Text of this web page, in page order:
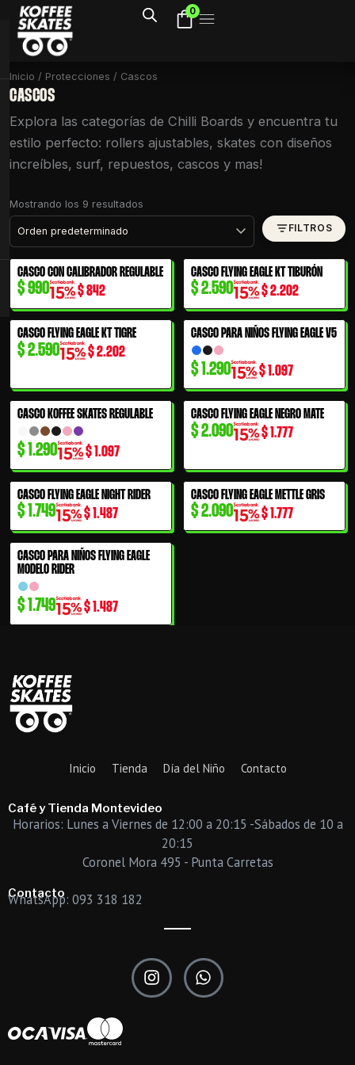
contenido
0
Inicio / Protecciones / Cascos
CASCOS
Explora las categorías de Chilli Boards y encuentra tu
estilo perfecto: rollers ajustables, skates con diseños
increíbles, surf, repuestos, cascos y mas!
Mostrando los 9 resultados
FILTROS
CASCO CON CALIBRADOR REGULABLE
$990 $842
CASCO FLYING EAGLE KT TIBURÓN
$2.590 $2.202
CASCO FLYING EAGLE KT TIGRE
$2.590 $2.202
CASCO PARA NIÑOS FLYING EAGLE V5
$1.290 $1.097
CASCO KOFFEE SKATES REGULABLE
$1.290 $1.097
CASCO FLYING EAGLE NEGRO MATE
$2.090 $1.777
CASCO FLYING EAGLE NIGHT RIDER
$ 1.749 $1.487
CASCO FLYING EAGLE METTLE GRIS
$2.090 $1.777
CASCO PARA NIÑOS FLYING EAGLE
MODELO RIDER
$ 1.749 $ 1.487
Inicio Tienda Día del Niño Contacto
Café y Tienda Montevideo
Horarios: Lunes a Viernes de 12:00 a 20:15 -Sábados de 10 a
20:15
Coronel Mora 495 - Punta Carretas
Contacto
WhatsApp: 093 318 182
I
n
s
W
h
a